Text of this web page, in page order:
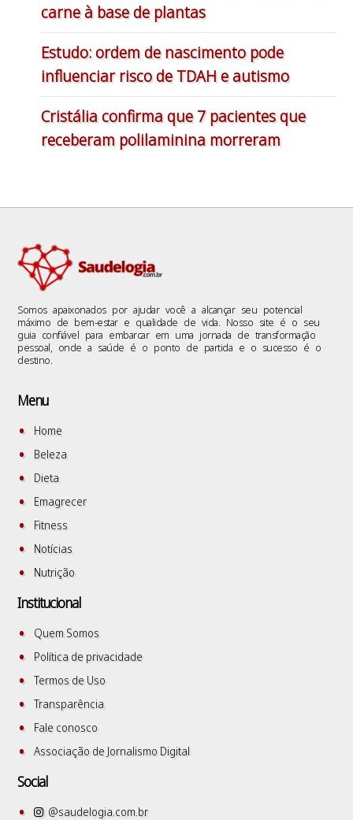
carne à base de plantas
Estudo: ordem de nascimento pode
influenciar risco de TDAH e autismo
Cristália confirma que 7 pacientes que
receberam polilaminina morreram
Somos apaixonados por ajudar você a alcançar seu potencial
máximo de bem-estar e qualidade de vida. Nosso site é o seu
guia confiável para embarcar em uma jornada de transformação
pessoal, onde a saúde é o ponto de partida e o sucesso é o
destino.
Menu
Home
Beleza
Dieta
Emagrecer
Fitness
Notícias
Nutrição
Institucional
Quem Somos
Política de privacidade
Termos de Uso
Transparência
Fale conosco
Associação de Jornalismo Digital
Social
@saudelogia.com.br